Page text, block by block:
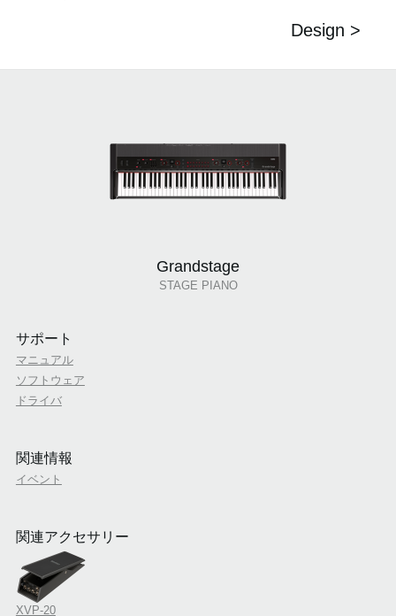
Design >
Grandstage
STAGE PIANO
サポート
マニュアル
ソフトウェア
ドライバ
関連情報
イベント
関連アクセサリー
XVP-20